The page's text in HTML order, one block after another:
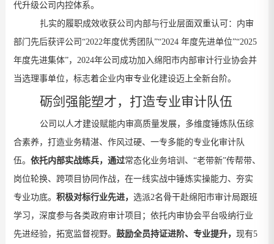
代升级公司内控体系。
扎实的履职成效收获公司 内部与行业层面双重认可：内审
部门先后获评公司 “2022年度优秀团队”“2024 年度先进单位”“2025
年度先进集体”， 2024年公司成功加入绵阳市内部审计行业协会并
当选理事单位，标志着企业内审专业化建设迈上全新台阶。
砺剑强能塑才，打造专业审计队伍
公司 以人才建设赋能内审高质量发展，多维度锤炼队伍综
合素养， 打造业务精湛、作风过硬、一专多能的专业化审计队
伍。 依托内部实战练兵，通过常态化业务培训、 “老带新”传帮带、
岗位轮换、跨项目协同作战，在一线实战中锤炼实操能力、夯实
专业功底。 积极对标行业先进， 选派2名骨干赴绵阳市审计局跟班
学习，深度参与各类政府审计项目 ； 依托内审协会平台吸纳行业
先进经验， 拓宽监督视野。 鼓励全员持证进阶、专业提升， 现有5